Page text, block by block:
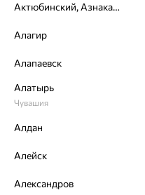
18 424
с
Нужна
Актюбинский, Азнакаевский район
Алагир
Алапаевск
Алатырь
Чувашия
Алдан
Алейск
Александров